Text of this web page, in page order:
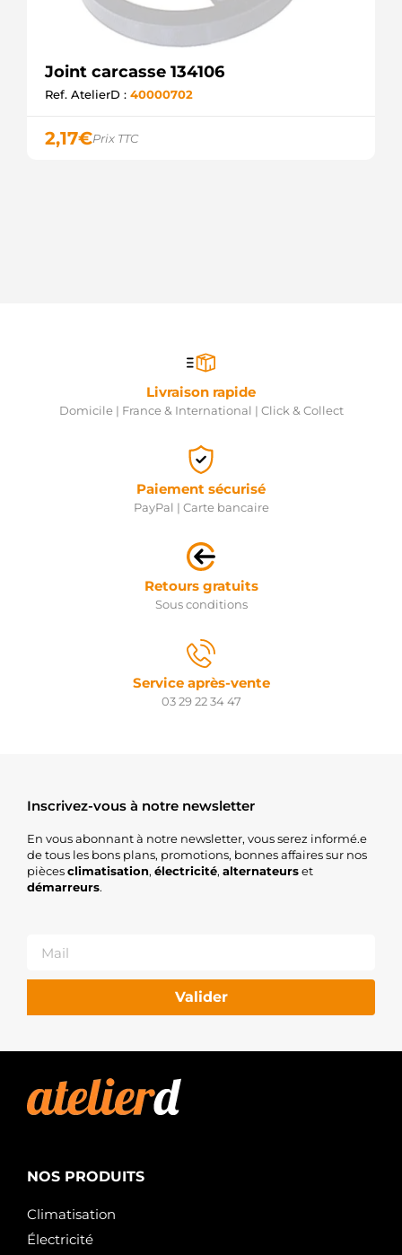
Joint carcasse 134106
Ref. AtelierD : 40000702
2,17€Prix TTC
Livraison rapide
Domicile | France & International | Click & Collect
Paiement sécurisé
PayPal | Carte bancaire
Retours gratuits
Sous conditions
Service après-vente
03 29 22 34 47
Inscrivez-vous à notre newsletter
En vous abonnant à notre newsletter, vous serez informé.e
de tous les bons plans, promotions, bonnes affaires sur nos
piècesclimatisation, électricité, alternateurset
démarreurs.
Valider
NOS PRODUITS
Climatisation
Électricité